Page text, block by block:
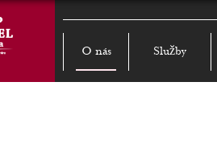
O nás Služby